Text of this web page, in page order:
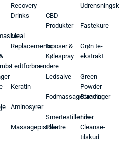
Recovery
Drinks
Meal
Replacements
Fedtforbrændere
Keratin
Aminosyrer
Massagepistoler
CBD
Produkter
Isposer &
Kølespray
Ledsalve
Fodmassagecremer
Smertestillende
Plastre
Fastekure
Grøn te-
ekstrakt
Green
Powder-
Blandinger
Liver
Cleanse-
tilskud